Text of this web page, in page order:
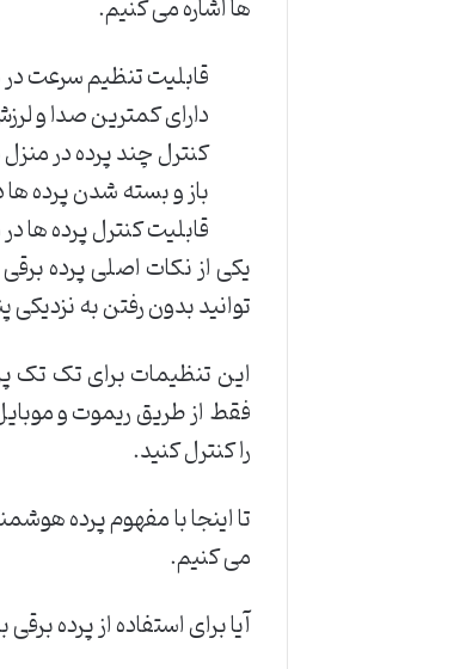
ها اشاره می کنیم.
قابلیت تنظیم سرعت
دارای کمترین صدا و
کنترل چند پرده در
باز و بسته شدن پرده
قابلیت کنترل پرده ها
یکی از نکات اصلی پرده
توانید بدون رفتن به
این تنظیمات برای تک تک
فقط از طریق ریموت و
را کنترل کنید.
تا اینجا با مفهوم پرده
می کنیم.
آیا برای استفاده از پرده